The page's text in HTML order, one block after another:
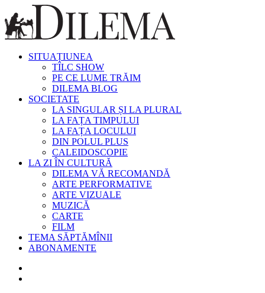
SITUAȚIUNEA
TÎLC SHOW
PE CE LUME TRĂIM
DILEMA BLOG
SOCIETATE
LA SINGULAR ȘI LA PLURAL
LA FAȚA TIMPULUI
LA FAȚA LOCULUI
DIN POLUL PLUS
CALEIDOSCOPIE
LA ZI ÎN CULTURĂ
DILEMA VĂ RECOMANDĂ
ARTE PERFORMATIVE
ARTE VIZUALE
MUZICĂ
CARTE
FILM
TEMA SĂPTĂMÎNII
ABONAMENTE